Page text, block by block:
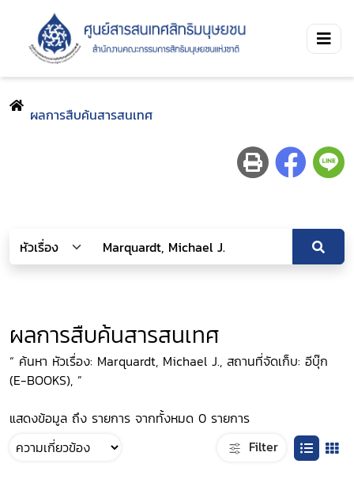
ผลการสืบค้นสารสนเทศ
ผลการสืบค้นสารสนเทศ
“ ค้นหา หัวเรื่อง: Marquardt, Michael J., สถานที่จัดเก็บ: อีบุ๊ก
(E-BOOKS), ”
แสดงข้อมูล ถึง รายการ จากทั้งหมด 0 รายการ
Filter